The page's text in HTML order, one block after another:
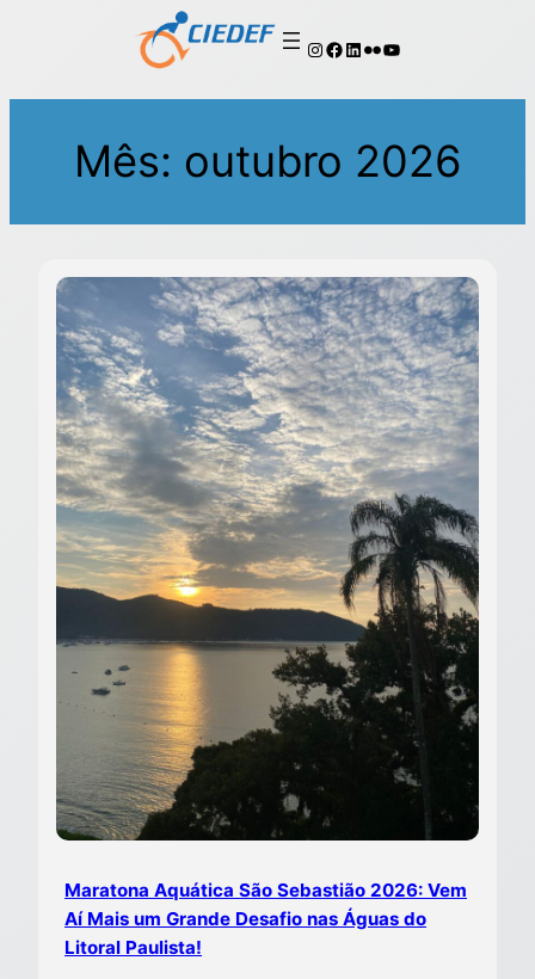
Mês: outubro 2026
Maratona Aquática São Sebastião 2026: Vem
Aí Mais um Grande Desafio nas Águas do
Litoral Paulista!